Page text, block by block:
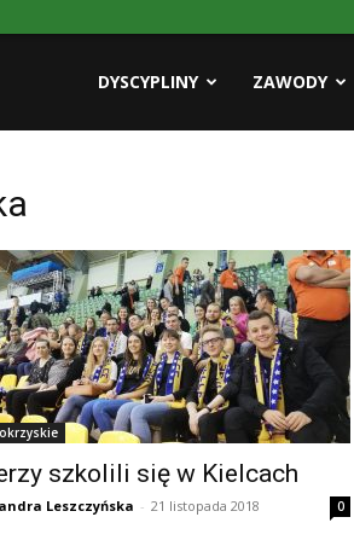
DYSCYPLINY ZAWODY
szkolili się w Kielcach
Leszczyńska - 21 listopada 2018 0